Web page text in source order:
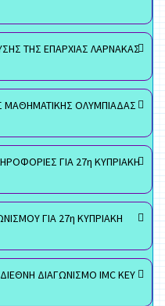
ΤΗΣ ΕΠΑΡΧΙΑΣ ΛΑΡΝΑΚΑΣ
ΜΑΘΗΜΑΤΙΚΗΣ ΟΛΥΜΠΙΑΔΑΣ
ΓΙΑ 27η ΚΥΠΡΙΑΚΗ
ΓΙΑ 27η ΚΥΠΡΙΑΚΗ
ΔΙΑΓΩΝΙΣΜΟ IMC KEY